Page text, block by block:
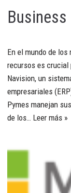
Business
En el mundo de
recursos es crucial
Navision, un
empresariales
Pymes manejan
de los… Leer más »